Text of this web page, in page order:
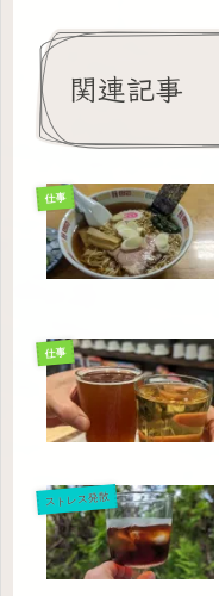
関連記事
仕事
仕事
ストレス発散